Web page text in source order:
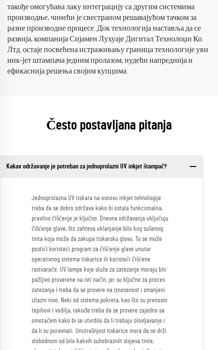
такође омогућава лаку интеграцију са другим системима
производње, чинећи је свестраном решавајућом тачком за
разне производне процесе. Док технологија наставља да се
развија, компанија Сијамен Лухуаје Дигитал Технолоџи Ко.
Лтд. остаје посвећена истраживању граница технологије уви
инк-јет штампача једним пролазом, нудећи напреднија и
ефикаснија решења својим купцима.
Često postavljana pitanja
Kakav održavanje je potreban za jednoprolazni UV inkjet štampač?
Jednoprolazna UV tiskara na osnovu inkjet tehnologije
treba da se dobro održava kako bi ostala funkcionalna,
pravilno čišćenje je ključno. Dnevna održavanja uključuju
čišćenje glave, što zahteva uklanjanje bilo kog sušenog
tinta koja može da zakupa tiskarsku glavu. To se može
postići koristeći program za čišćenje glave unutar
operativnog sistema tiskarice ili koristeći čišćene
rastvarače. UV lampe koje služe za zatezanje moraju biti
pažljivo proverene na isti način, jer su ključne za proces
zatezanja i treba da se provere na iznosenost i smanjeni
izlazni nivo. Neki od sistema pokreta, kao što su prenosni
tepihovi i vodilja, takođe treba da se provere zajedno sa
omotačem kako bi se utvrdilo da li trebaju olovljavanje i
da li su poravnati. Unutrašnjost tiskarice mora da se drži
slobodnom od bilo kakvih suhobraznih slojeva tinte,